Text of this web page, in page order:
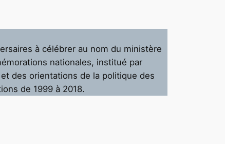
à célébrer au nom du ministère
nationales, institué par
des orientations de la politique des
de 1999 à 2018.